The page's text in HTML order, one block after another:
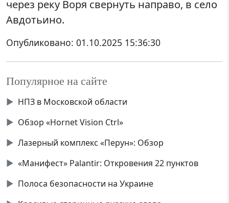
через реку Воря свернуть направо, в село
Авдотьино.
Опубликовано: 01.10.2025 15:36:30
Популярное на сайте
▶ НПЗ в Московской области
▶ Обзор «Hornet Vision Ctrl»
▶ Лазерный комплекс «Перун»: Обзор
▶ «Манифест» Palantir: Откровения 22 пунктов
▶ Полоса безопасности на Украине